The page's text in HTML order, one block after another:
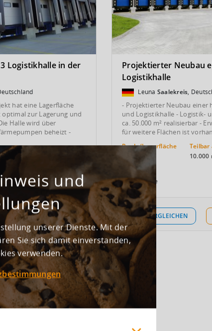
Logistikhalle in der
hat eine Lagerfläche
optimal zur Lagerung und
Halle wird über
beheizt -
DETAILS
Projektierter Neubau
Logistikhalle
Leuna Saalekreis,
- Projektierter Neubau einer
und Logistikhalle - Logistik-
ca. 50.000 m² realisierbar -
für weitere Flächen ist
Prod.-/Lagerfläche
Teilbar
10.000
Mietpreis
Auf Anfrage
VERGLEICHEN
und
unserer Dienste. Mit der
Sie sich damit einverstanden,
verwenden.